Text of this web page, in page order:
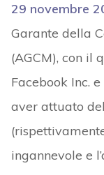
29 novembre
Garante della
(AGCM), con il
Facebook Inc.
aver attuato
ingannevole e